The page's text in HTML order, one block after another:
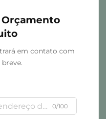
em contato com
0/100